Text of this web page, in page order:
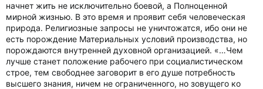
начнет жить не исключительно боевой, а Полноценной
мирной жизнью. В это время и проявит себя человеческая
природа. Религиозные запросы не уничтожатся, ибо они не
есть порождение Материальных условий производства, но
порождаются внутренней духовной организацией. «…Чем
лучше станет положение рабочего при социалистическом
строе, тем свободнее заговорит в его душе потребность
высшего знания, ничем не ограниченного, но зовущего ко